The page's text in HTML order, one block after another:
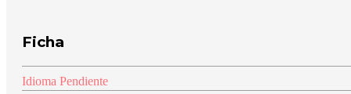
Ficha
Idioma Pendiente